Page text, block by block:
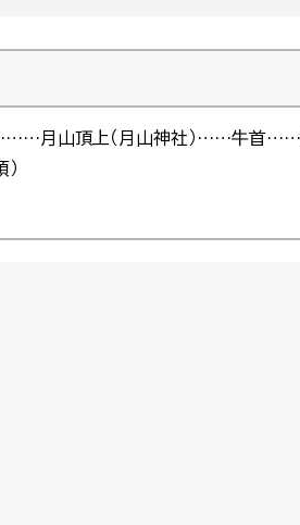
………月山頂上（月山神社）……牛首……